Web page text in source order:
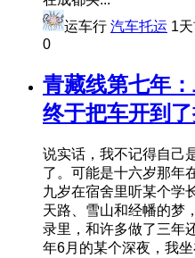
运车行 汽车托运 1
0
青藏线第七年
终于把车开到
说实话，我不记得自己
了。可能是十六岁那年
九岁在宿舍里听某个学
天路、雪山和经幡的梦
录里，和许多做了三年
年6月的某个深夜，我